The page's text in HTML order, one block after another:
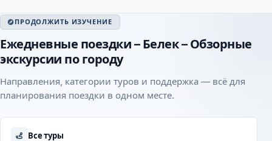
ПРОДОЛЖИТЬ ИЗУЧЕНИЕ
Ежедневные поездки – Белек – Обзорные
экскурсии по городу
Направления, категории туров и поддержка — всё для
планирования поездки в одном месте.
Все туры